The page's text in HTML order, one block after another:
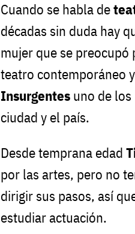
Cuando se habla de
décadas sin duda hay
mujer que se
teatro contemporáneo
Insurgentes uno de
ciudad y el país.
Desde temprana edad
por las artes, pero no
dirigir sus pasos, así
estudiar actuación.